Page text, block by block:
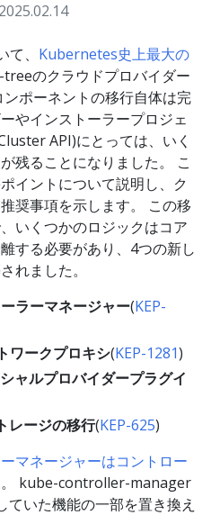
2025.02.14
、 Kubernetes史上最大の
treeのクラウドプロバイダー
ポーネントの移行自体は完
やインストーラープロジェ
API)にとっては、いく
残ることになりました。 こ
イントについて説明し、ク
奨事項を示します。 この移
いくつかのロジックはコア
する必要があり、4つの新し
れました。
ラーマネージャー(KEP-
ワークプロキシ(KEP-1281)
ャルプロバイダープラグイ
レージの移行(KEP-625)
マネージャーはコントロー
。 kube-controller-manager
いた機能の一部を置き換え